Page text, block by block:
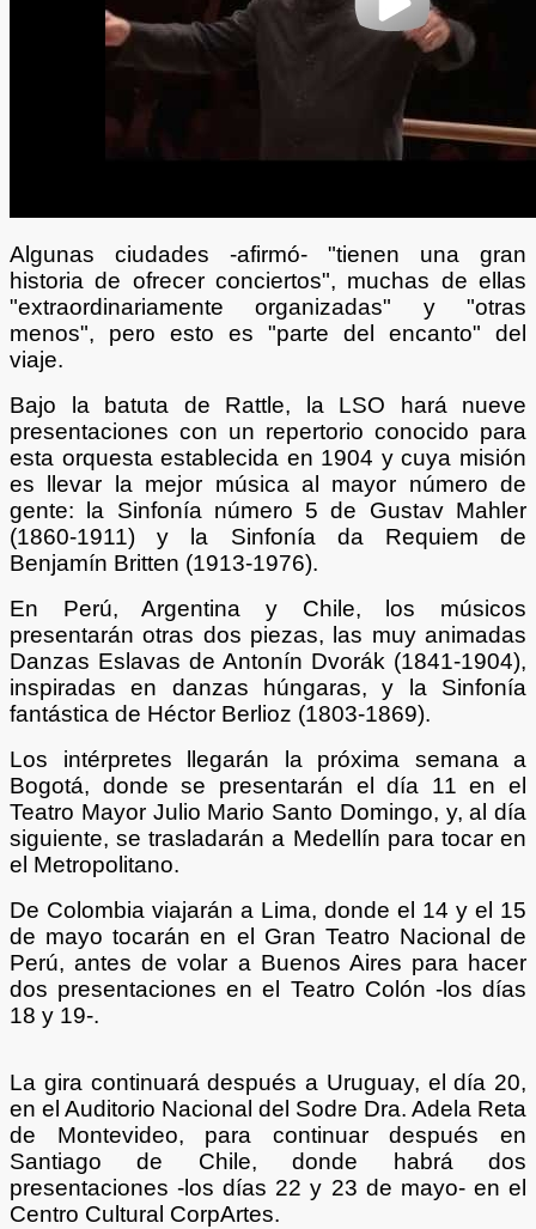
Algunas ciudades -afirmó- "tienen una gran
historia de ofrecer conciertos", muchas de ellas
"extraordinariamente organizadas" y "otras
menos", pero esto es "parte del encanto" del
viaje.
Bajo la batuta de Rattle, la LSO hará nueve
presentaciones con un repertorio conocido para
esta orquesta establecida en 1904 y cuya misión
es llevar la mejor música al mayor número de
gente: la Sinfonía número 5 de Gustav Mahler
(1860-1911) y la Sinfonía da Requiem de
Benjamín Britten (1913-1976).
En Perú, Argentina y Chile, los músicos
presentarán otras dos piezas, las muy animadas
Danzas Eslavas de Antonín Dvorák (1841-1904),
inspiradas en danzas húngaras, y la Sinfonía
fantástica de Héctor Berlioz (1803-1869).
Los intérpretes llegarán la próxima semana a
Bogotá, donde se presentarán el día 11 en el
Teatro Mayor Julio Mario Santo Domingo, y, al día
siguiente, se trasladarán a Medellín para tocar en
el Metropolitano.
De Colombia viajarán a Lima, donde el 14 y el 15
de mayo tocarán en el Gran Teatro Nacional de
Perú, antes de volar a Buenos Aires para hacer
dos presentaciones en el Teatro Colón -los días
18 y 19-.
La gira continuará después a Uruguay, el día 20,
en el Auditorio Nacional del Sodre Dra. Adela Reta
de Montevideo, para continuar después en
Santiago de Chile, donde habrá dos
presentaciones -los días 22 y 23 de mayo- en el
Centro Cultural CorpArtes.